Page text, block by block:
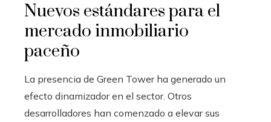
Nuevos estándares para el
mercado inmobiliario
paceño
La presencia de Green Tower ha generado un
efecto dinamizador en el sector. Otros
desarrolladores han comenzado a elevar sus